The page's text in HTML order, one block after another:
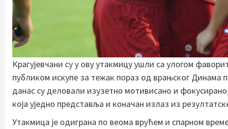
Крагујевчани су у ову утакмицу ушли са улогом
публиком искупе за тежак пораз од врањског Динама
данас су деловали изузетно мотивисано и
која уједно представља и коначан излаз из
Утакмица је одиграна по веома врућем и спарном